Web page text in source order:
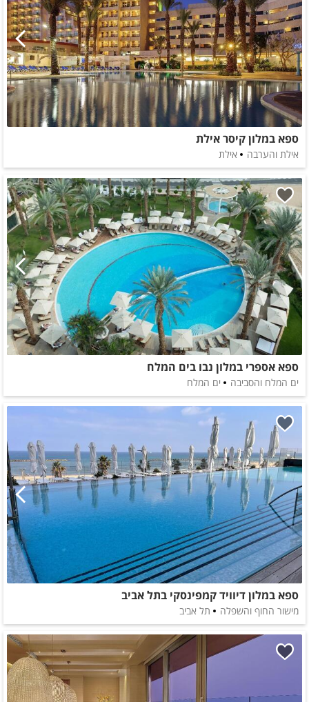
ספא במלון קיסר אילת
אילת והערבה אילת
ספא אספרי במלון נבו בים המלח
ים המלח והסביבה ים המלח
ספא במלון דיוויד קמפינסקי בתל אביב
מישור החוף והשפלה תל אביב